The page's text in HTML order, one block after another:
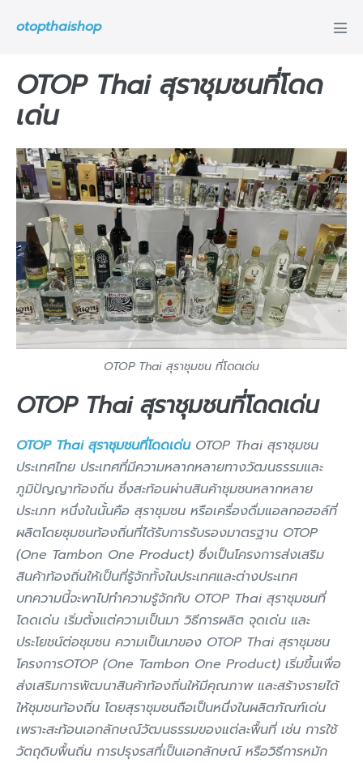
otopthaishop
OTOP Thai สุราชุมชนที่โดด
เด่น
OTOP Thai สุราชุมชน ที่โดดเด่น
OTOP Thai สุราชุมชนที่โดดเด่น
OTOP Thai สุราชุมชนที่โดดเด่นOTOP Thai สุราชุมชน
ประเทศไทย ประเทศที่มีความหลากหลายทางวัฒนธรรมและ
ภูมิปัญญาท้องถิ่น ซึ่งสะท้อนผ่านสินค้าชุมชนหลากหลาย
ประเภท หนึ่งในนั้นคือ สุราชุมชน หรือเครื่องดื่มแอลกอฮอล์ที่
ผลิตโดยชุมชนท้องถิ่นที่ได้รับการรับรองมาตรฐาน OTOP
(One Tambon One Product) ซึ่งเป็นโครงการส่งเสริม
สินค้าท้องถิ่นให้เป็นที่รู้จักทั้งในประเทศและต่างประเทศ
บทความนี้จะพาไปทำความรู้จักกับ OTOP Thai สุราชุมชนที่
โดดเด่น เริ่มตั้งแต่ความเป็นมา วิธีการผลิต จุดเด่น และ
ประโยชน์ต่อชุมชน ความเป็นมาของ OTOP Thai สุราชุมชน
โครงการOTOP (One Tambon One Product) เริ่มขึ้นเพื่อ
ส่งเสริมการพัฒนาสินค้าท้องถิ่นให้มีคุณภาพ และสร้างรายได้
ให้ชุมชนท้องถิ่น โดยสุราชุมชนถือเป็นหนึ่งในผลิตภัณฑ์เด่น
เพราะสะท้อนเอกลักษณ์วัฒนธรรมของแต่ละพื้นที่ เช่น การใช้
วัตถุดิบพื้นถิ่น การปรุงรสที่เป็นเอกลักษณ์ หรือวิธีการหมัก